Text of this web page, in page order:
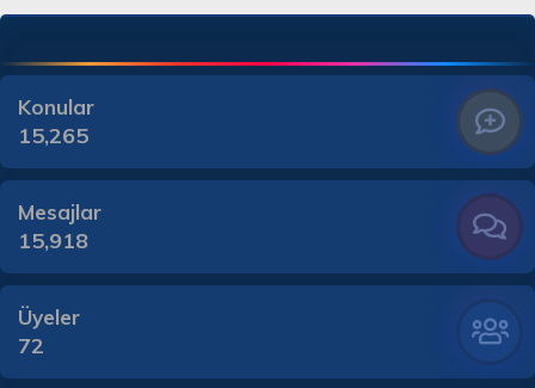
Konular
15,265
Mesajlar
15,918
Üyeler
72